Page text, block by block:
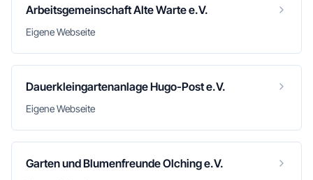
Arbeitsgemeinschaft Alte Warte e.V.
Eigene Webseite
Dauerkleingartenanlage Hugo-Post e.V.
Eigene Webseite
Garten und Blumenfreunde Olching e.V.